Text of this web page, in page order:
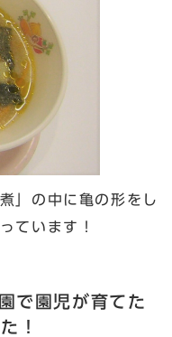
」の中に亀の形をし
ています！
で園児が育てた
！